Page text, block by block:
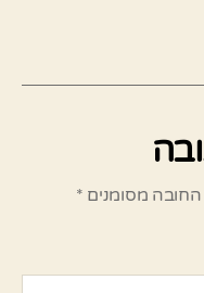
מסומנים *